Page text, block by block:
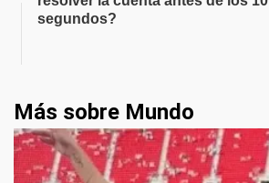
segundos?
Más sobre Mundo